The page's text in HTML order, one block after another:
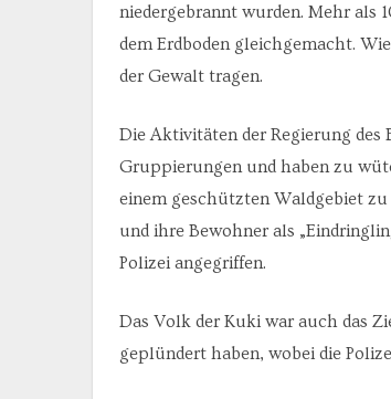
niedergebrannt wurden. Mehr als
dem Erdboden gleichgemacht.
der Gewalt tragen.
Die Aktivitäten der Regierung des
Gruppierungen und haben zu
einem geschützten Waldgebiet
und ihre Bewohner als
Polizei angegriffen.
Das Volk der Kuki war auch das
geplündert haben, wobei die